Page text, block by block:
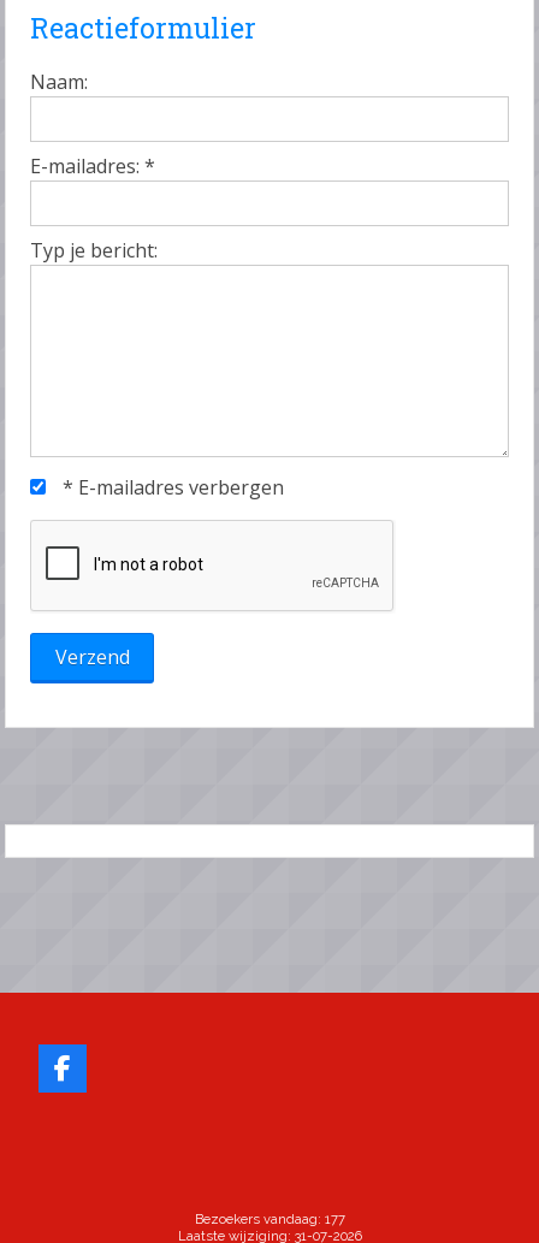
Reactieformulier
Naam:
E-mailadres:*
Typ je bericht:
* E-mailadres verbergen
Bezoekers vandaag: 177
Laatste wijziging: 31-07-2026